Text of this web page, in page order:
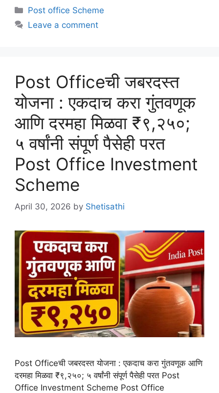
Categories
Post office Scheme
Leave a comment
Post Officeची जबरदस्त
योजना : एकदाच करा गुंतवणूक
आणि दरमहा मिळवा ₹९,२५०;
५ वर्षांनी संपूर्ण पैसेही परत
Post Office Investment
Scheme
April 30, 2026 by Shetisathi
Post Officeची जबरदस्त योजना : एकदाच करा गुंतवणूक आणि
दरमहा मिळवा ₹९,२५०; ५ वर्षांनी संपूर्ण पैसेही परत Post
Office Investment Scheme Post Office